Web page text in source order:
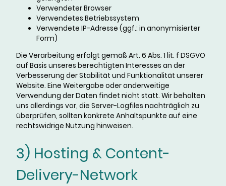
Verwendeter Browser
Verwendetes Betriebssystem
Verwendete IP-Adresse (ggf.: in anonymisierter
Form)
Die Verarbeitung erfolgt gemäß Art. 6 Abs. 1 lit. f DSGVO
auf Basis unseres berechtigten Interesses an der
Verbesserung der Stabilität und Funktionalität unserer
Website. Eine Weitergabe oder anderweitige
Verwendung der Daten findet nicht statt. Wir behalten
uns allerdings vor, die Server-Logfiles nachträglich zu
überprüfen, sollten konkrete Anhaltspunkte auf eine
rechtswidrige Nutzung hinweisen.
3) Hosting & Content-
Delivery-Network